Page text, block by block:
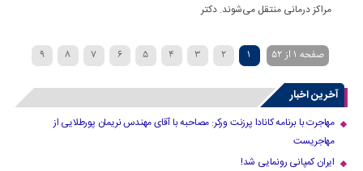
مراکز درمانی منتقل می‌شوند. دکتر
صفحه 1 از 52 1
2
3
4
5
6
7
8
9
10
›
20
30
40
...
» آخرین اخبار
مهاجرت با برنامه کانادا پرزنت ورکر: مصاحبه با آقای مهندس نریمان پورطلایی از
مهاجریست
ایران کمپانی رونمایی شد!